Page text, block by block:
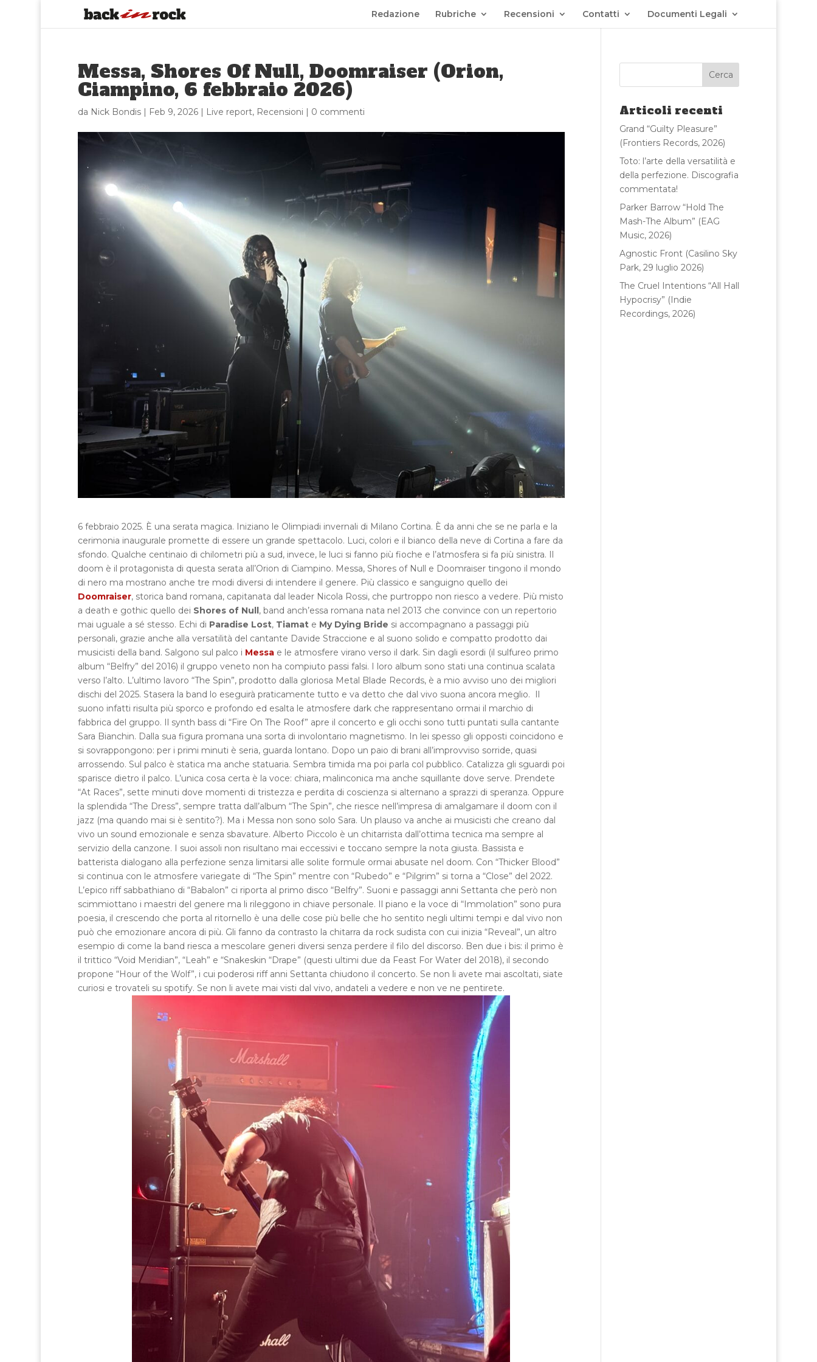
Redazione Rubriche Recensioni Contatti Documenti Legali
Messa, Shores Of Null, Doomraiser (Orion,
Ciampino, 6 febbraio 2026)
da Nick Bondis| Feb 9, 2026| Live report, Recensioni | 0 commenti
6 febbraio 2025. È una serata magica. Iniziano le Olimpiadi invernali di Milano Cortina. È da anni che se ne parla e la
cerimonia inaugurale promette di essere un grande spettacolo. Luci, colori e il bianco della neve di Cortina a fare da
sfondo. Qualche centinaio di chilometri più a sud, invece, le luci si fanno più fioche e l’atmosfera si fa più sinistra. Il
doom è il protagonista di questa serata all’Orion di Ciampino. Messa, Shores of Null e Doomraiser tingono il mondo
di nero ma mostrano anche tre modi diversi di intendere il genere. Più classico e sanguigno quello dei
Doomraiser, storica band romana, capitanata dal leader Nicola Rossi, che purtroppo non riesco a vedere. Più misto
a death e gothic quello dei Shores of Null, band anch’essa romana nata nel 2013 che convince con un repertorio
mai uguale a sé stesso. Echi di Paradise Lost, Tiamat e My Dying Bride si accompagnano a passaggi più
personali, grazie anche alla versatilità del cantante Davide Straccione e al suono solido e compatto prodotto dai
musicisti della band. Salgono sul palco i Messa e le atmosfere virano verso il dark. Sin dagli esordi (il sulfureo primo
album “Belfry” del 2016) il gruppo veneto non ha compiuto passi falsi. I loro album sono stati una continua scalata
verso l’alto. L’ultimo lavoro “The Spin”, prodotto dalla gloriosa Metal Blade Records, è a mio avviso uno dei migliori
dischi del 2025. Stasera la band lo eseguirà praticamente tutto e va detto che dal vivo suona ancora meglio. Il
suono infatti risulta più sporco e profondo ed esalta le atmosfere dark che rappresentano ormai il marchio di
fabbrica del gruppo. Il synth bass di “Fire On The Roof” apre il concerto e gli occhi sono tutti puntati sulla cantante
Sara Bianchin. Dalla sua figura promana una sorta di involontario magnetismo. In lei spesso gli opposti coincidono e
si sovrappongono: per i primi minuti è seria, guarda lontano. Dopo un paio di brani all’improvviso sorride, quasi
arrossendo. Sul palco è statica ma anche statuaria. Sembra timida ma poi parla col pubblico. Catalizza gli sguardi poi
sparisce dietro il palco. L’unica cosa certa è la voce: chiara, malinconica ma anche squillante dove serve. Prendete
“At Races”, sette minuti dove momenti di tristezza e perdita di coscienza si alternano a sprazzi di speranza. Oppure
la splendida “The Dress”, sempre tratta dall’album “The Spin”, che riesce nell’impresa di amalgamare il doom con il
jazz (ma quando mai si è sentito?). Ma i Messa non sono solo Sara. Un plauso va anche ai musicisti che creano dal
vivo un sound emozionale e senza sbavature. Alberto Piccolo è un chitarrista dall’ottima tecnica ma sempre al
servizio della canzone. I suoi assoli non risultano mai eccessivi e toccano sempre la nota giusta. Bassista e
batterista dialogano alla perfezione senza limitarsi alle solite formule ormai abusate nel doom. Con “Thicker Blood”
si continua con le atmosfere variegate di “The Spin” mentre con “Rubedo” e “Pilgrim” si torna a “Close” del 2022.
L’epico riff sabbathiano di “Babalon” ci riporta al primo disco “Belfry”. Suoni e passaggi anni Settanta che però non
scimmiottano i maestri del genere ma li rileggono in chiave personale. Il piano e la voce di “Immolation” sono pura
poesia, il crescendo che porta al ritornello è una delle cose più belle che ho sentito negli ultimi tempi e dal vivo non
può che emozionare ancora di più. Gli fanno da contrasto la chitarra da rock sudista con cui inizia “Reveal”, un altro
esempio di come la band riesca a mescolare generi diversi senza perdere il filo del discorso. Ben due i bis: il primo è
il trittico “Void Meridian”, “Leah” e “Snakeskin “Drape” (questi ultimi due da Feast For Water del 2018), il secondo
propone “Hour of the Wolf”, i cui poderosi riff anni Settanta chiudono il concerto. Se non li avete mai ascoltati, siate
curiosi e trovateli su spotify. Se non li avete mai visti dal vivo, andateli a vedere e non ve ne pentirete.
Articoli recenti
Grand “Guilty Pleasure”
(Frontiers Records, 2026)
Toto: l’arte della versatilità e
della perfezione. Discografia
commentata!
Parker Barrow “Hold The
Mash-The Album” (EAG
Music, 2026)
Agnostic Front (Casilino Sky
Park, 29 luglio 2026)
The Cruel Intentions “All Hall
Hypocrisy” (Indie
Recordings, 2026)